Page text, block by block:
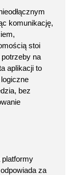
komunikację,
stoi
na
aplikacji to
bez
platformy
za